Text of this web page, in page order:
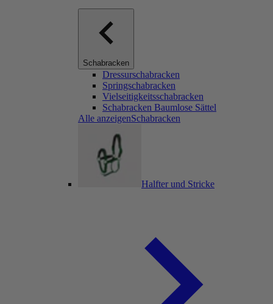
Schabracken
Dressurschabracken
Springschabracken
Vielseitigkeitsschabracken
Schabracken Baumlose Sättel
Alle anzeigenSchabracken
Halfter und Stricke